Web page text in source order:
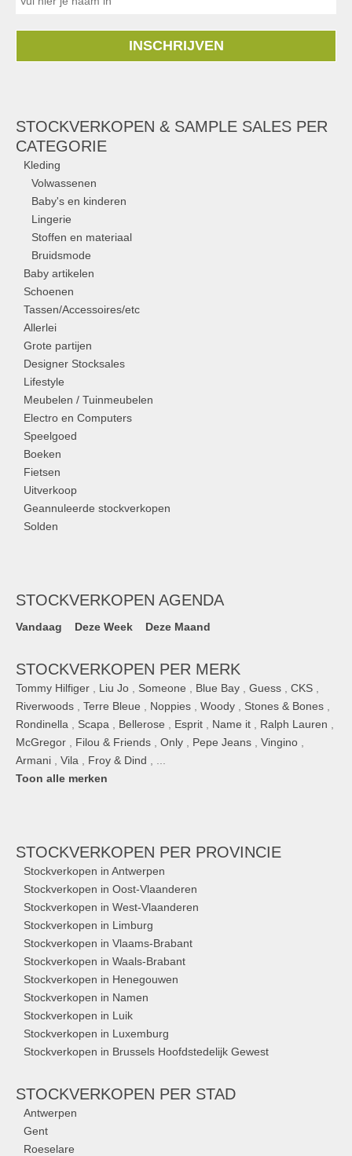
INSCHRIJVEN
STOCKVERKOPEN & SAMPLE SALES PER
CATEGORIE
Kleding
Volwassenen
Baby's en kinderen
Lingerie
Stoffen en materiaal
Bruidsmode
Baby artikelen
Schoenen
Tassen/Accessoires/etc
Allerlei
Grote partijen
Designer Stocksales
Lifestyle
Meubelen / Tuinmeubelen
Electro en Computers
Speelgoed
Boeken
Fietsen
Uitverkoop
Geannuleerde stockverkopen
Solden
STOCKVERKOPEN AGENDA
Vandaag Deze Week Deze Maand
STOCKVERKOPEN PER MERK
Tommy Hilfiger Liu Jo Someone Blue Bay Guess CKS
Riverwoods
Terre Bleue Noppies Woody Stones & Bones
Rondinella
Scapa Bellerose Esprit Name it Ralph Lauren
McGregor
Filou & Friends Only Pepe Jeans Vingino
Armani
Vila Froy & Dind
Toon alle merken
STOCKVERKOPEN PER PROVINCIE
Stockverkopen in Antwerpen
Stockverkopen in Oost-Vlaanderen
Stockverkopen in West-Vlaanderen
Stockverkopen in Limburg
Stockverkopen in Vlaams-Brabant
Stockverkopen in Waals-Brabant
Stockverkopen in Henegouwen
Stockverkopen in Namen
Stockverkopen in Luik
Stockverkopen in Luxemburg
Stockverkopen in Brussels Hoofdstedelijk Gewest
STOCKVERKOPEN PER STAD
Antwerpen
Gent
Roeselare